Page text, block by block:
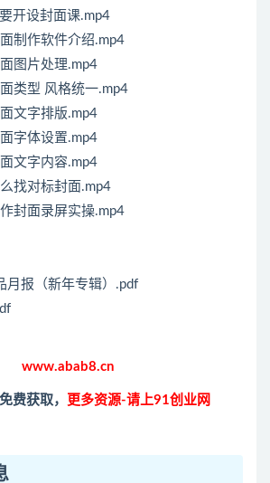
开设封面课.mp4
制作软件介绍.mp4
图片处理.mp4
类型 风格统一.mp4
文字排版.mp4
字体设置.mp4
文字内容.mp4
找对标封面.mp4
封面录屏实操.mp4
月报（新年专辑）.pdf
www.abab8.cn
费获取， 更多资源-请上91创业网